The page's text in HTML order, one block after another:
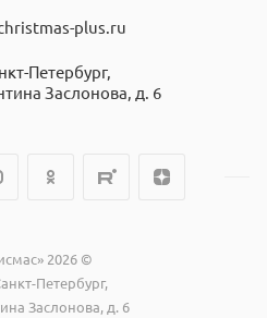
plus.ru
Петербург,
Заслонова, д. 6
2026 ©
Петербург,
Заслонова, д. 6